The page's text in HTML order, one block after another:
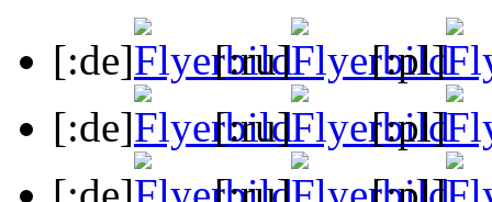
[:de]
[:ru]
[:pl]
[:de]
[:ru]
[:pl]